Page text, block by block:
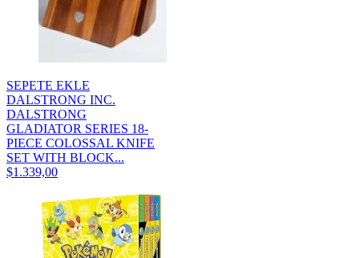
SEPETE EKLE
DALSTRONG INC.
DALSTRONG
GLADIATOR SERIES 18-
PIECE COLOSSAL KNIFE
SET WITH BLOCK...
$1.339,00